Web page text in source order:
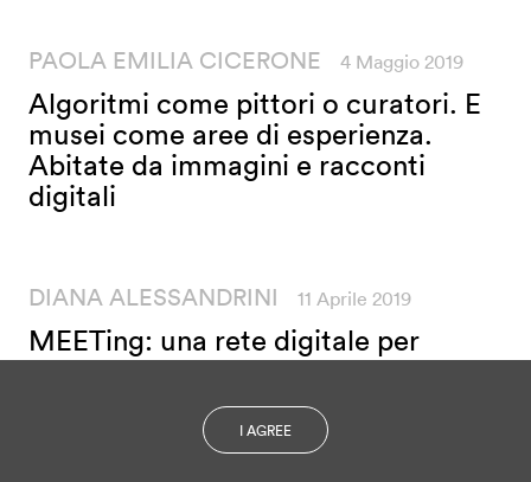
PAOLA EMILIA CICERONE 4 Maggio 2019
Algoritmi come pittori o curatori. E
musei come aree di esperienza.
Abitate da immagini e racconti
digitali
DIANA ALESSANDRINI 11 Aprile 2019
MEETing: una rete digitale per
interpretare il futuro
I AGREE